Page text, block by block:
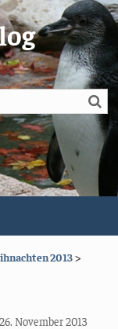
2013>
November 2013